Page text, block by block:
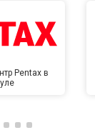
Pentax в